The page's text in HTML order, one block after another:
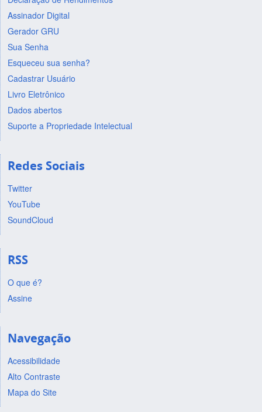
Assinador Digital
Gerador GRU
Sua Senha
Esqueceu sua senha?
Cadastrar Usuário
Livro Eletrônico
Dados abertos
Suporte a Propriedade Intelectual
Redes Sociais
Twitter
YouTube
SoundCloud
RSS
O que é?
Assine
Navegação
Acessibilidade
Alto Contraste
Mapa do Site